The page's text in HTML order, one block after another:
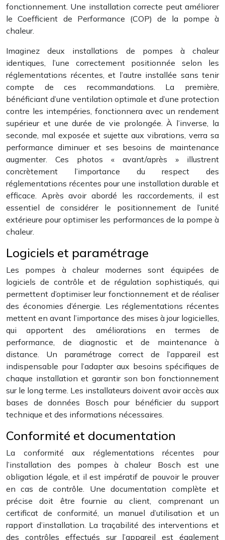
fonctionnement. Une installation correcte peut améliorer
le Coefficient de Performance (COP) de la pompe à
chaleur.
Imaginez deux installations de pompes à chaleur
identiques, l’une correctement positionnée selon les
réglementations récentes, et l’autre installée sans tenir
compte de ces recommandations. La première,
bénéficiant d’une ventilation optimale et d’une protection
contre les intempéries, fonctionnera avec un rendement
supérieur et une durée de vie prolongée. À l’inverse, la
seconde, mal exposée et sujette aux vibrations, verra sa
performance diminuer et ses besoins de maintenance
augmenter. Ces photos « avant/après » illustrent
concrètement l’importance du respect des
réglementations récentes pour une installation durable et
efficace. Après avoir abordé les raccordements, il est
essentiel de considérer le positionnement de l’unité
extérieure pour optimiser les performances de la pompe à
chaleur.
Logiciels et paramétrage
Les pompes à chaleur modernes sont équipées de
logiciels de contrôle et de régulation sophistiqués, qui
permettent d’optimiser leur fonctionnement et de réaliser
des économies d’énergie. Les réglementations récentes
mettent en avant l’importance des mises à jour logicielles,
qui apportent des améliorations en termes de
performance, de diagnostic et de maintenance à
distance. Un paramétrage correct de l’appareil est
indispensable pour l’adapter aux besoins spécifiques de
chaque installation et garantir son bon fonctionnement
sur le long terme. Les installateurs doivent avoir accès aux
bases de données Bosch pour bénéficier du support
technique et des informations nécessaires.
Conformité et documentation
La conformité aux réglementations récentes pour
l’installation des pompes à chaleur Bosch est une
obligation légale, et il est impératif de pouvoir le prouver
en cas de contrôle. Une documentation complète et
précise doit être fournie au client, comprenant un
certificat de conformité, un manuel d’utilisation et un
rapport d’installation. La traçabilité des interventions et
des contrôles effectués sur l’appareil est également